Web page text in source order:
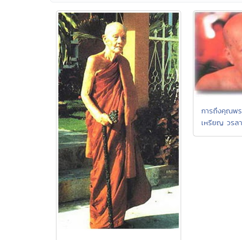
การถึงคุณพ
เหรียญ วรล